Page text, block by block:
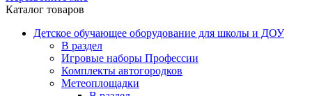
Каталог товаров
Детское обучающее оборудование для школы и ДОУ
В раздел
Игровые наборы Профессии
Комплекты автогородков
Метеоплощадки